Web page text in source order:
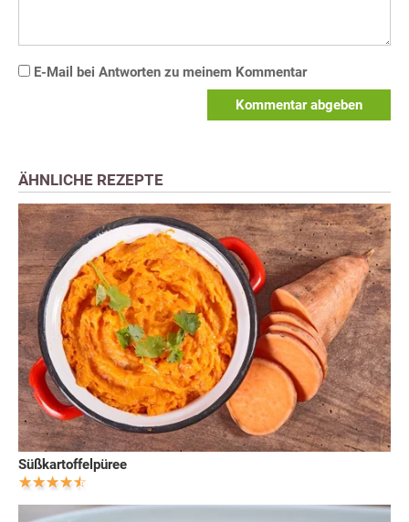
E-Mail bei Antworten zu meinem Kommentar
Kommentar abgeben
ÄHNLICHE REZEPTE
Süßkartoffelpüree